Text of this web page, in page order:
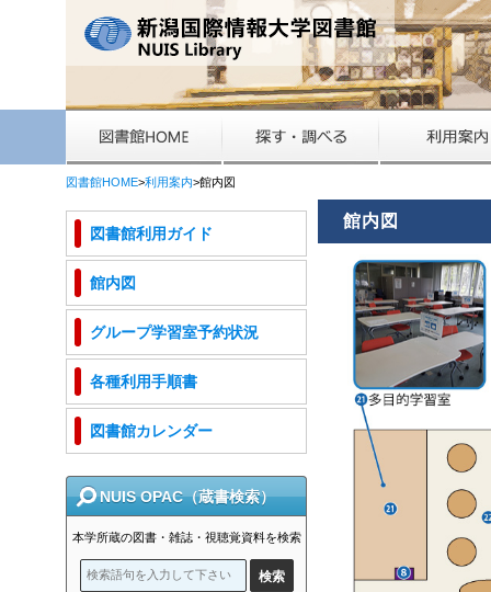
図書館HOME>利用案内>館内図
図書館利用ガイド
館内図
グループ学習室予約状況
各種利用手順書
図書館カレンダー
NUIS OPAC（蔵書検索）
本学所蔵の図書・雑誌・視聴覚資料を検索
館内図